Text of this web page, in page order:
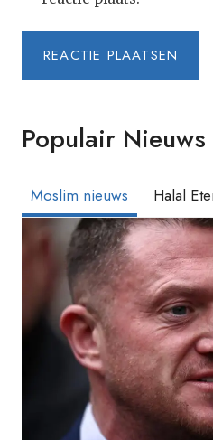
Populair Nieuws
Moslim nieuws Halal